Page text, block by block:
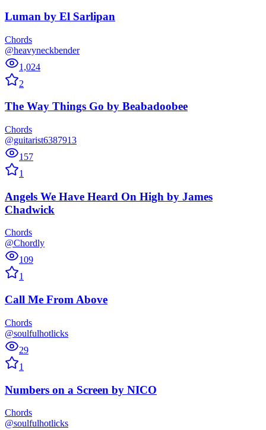
Luman by El Sarlipan
Chords
@heavyneckbender
1,024
2
The Way Things Go by Beabadoobee
Chords
@guitarist6387913
157
1
Angels We Have Heard On High by James
Chadwick
Chords
@Chordly
109
1
Call Me From Above
Chords
@soulfulhotlicks
29
1
Numbers on a Screen by NICO
Chords
@soulfulhotlicks